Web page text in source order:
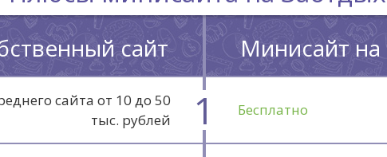
сайт Минисайт на
1
сайта от 10 до 50
тыс. рублей
Бесплатно